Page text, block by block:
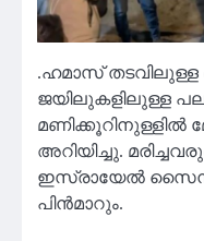
.ഹമാസ്
ജയിലുകളിലുള്ള
മണിക്കൂറിനുള്ളില്‍
അറിയിച്ചു.
ഇസ്രായേല്‍
പിന്‍മാറും.